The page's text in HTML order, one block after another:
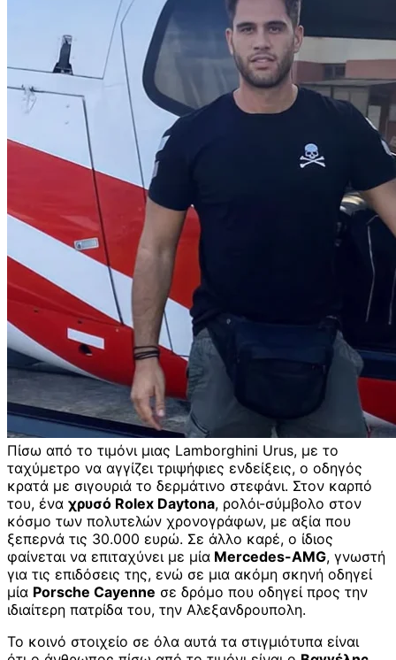
Πίσω από το τιμόνι μιας Lamborghini Urus, με το
ταχύμετρο να αγγίζει τριψήφιες ενδείξεις, ο οδηγός
κρατά με σιγουριά το δερμάτινο στεφάνι. Στον καρπό
του, ένα χρυσό Rolex Daytona, ρολόι-σύμβολο στον
κόσμο των πολυτελών χρονογράφων, με αξία που
ξεπερνά τις 30.000 ευρώ. Σε άλλο καρέ, ο ίδιος
φαίνεται να επιταχύνει με μία Mercedes-AMG, γνωστή
για τις επιδόσεις της, ενώ σε μια ακόμη σκηνή οδηγεί
μία Porsche Cayenne σε δρόμο που οδηγεί προς την
ιδιαίτερη πατρίδα του, την Αλεξανδρουπολη.
Το κοινό στοιχείο σε όλα αυτά τα στιγμιότυπα είναι